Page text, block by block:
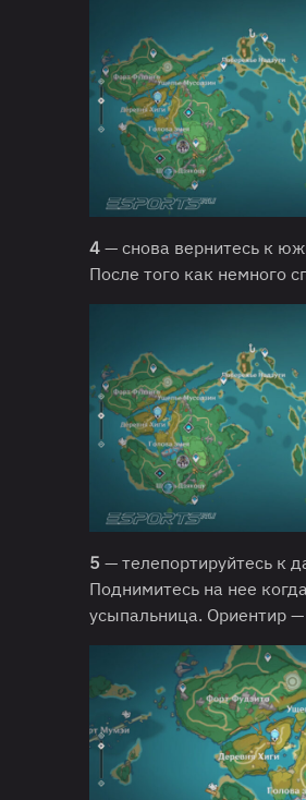
4 — снова вернитесь к
После того как немного
5 — телепортируйтесь к
Поднимитесь на нее
усыпальница. Ориентир